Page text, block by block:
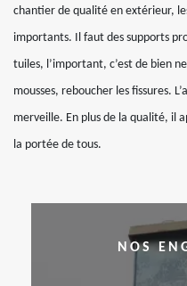
chantier de qualité en extérieur,
importants. Il faut des supports
tuiles, l’important, c’est de bien
mousses, reboucher les fissures.
merveille. En plus de la qualité, il
la portée de tous.
NOS